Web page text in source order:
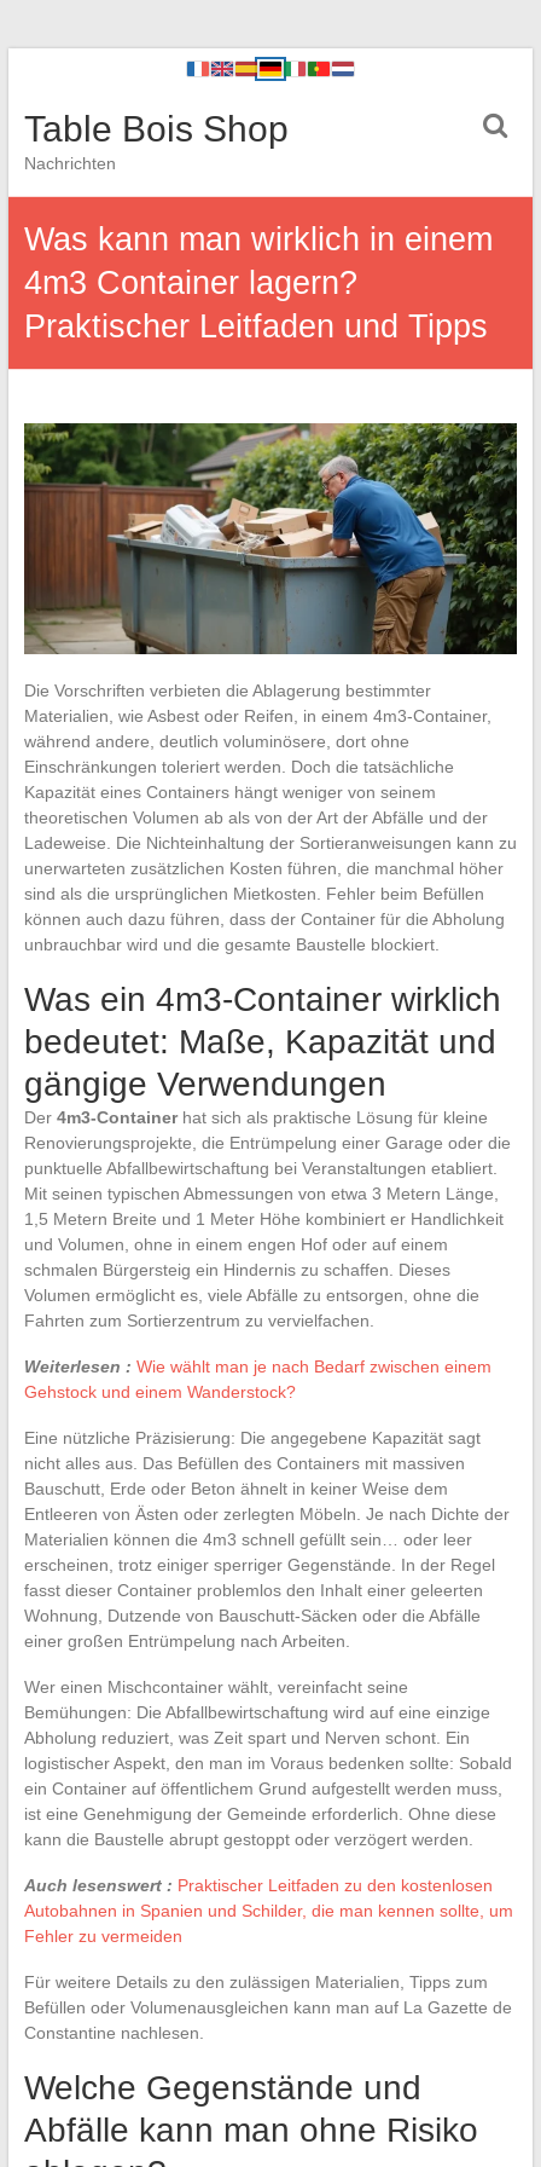
Table Bois Shop
Nachrichten
Was kann man wirklich in einem
4m3 Container lagern?
Praktischer Leitfaden und Tipps
Die Vorschriften verbieten die Ablagerung bestimmter
Materialien, wie Asbest oder Reifen, in einem 4m3-Container,
während andere, deutlich voluminösere, dort ohne
Einschränkungen toleriert werden. Doch die tatsächliche
Kapazität eines Containers hängt weniger von seinem
theoretischen Volumen ab als von der Art der Abfälle und der
Ladeweise. Die Nichteinhaltung der Sortieranweisungen kann zu
unerwarteten zusätzlichen Kosten führen, die manchmal höher
sind als die ursprünglichen Mietkosten. Fehler beim Befüllen
können auch dazu führen, dass der Container für die Abholung
unbrauchbar wird und die gesamte Baustelle blockiert.
Was ein 4m3-Container wirklich
bedeutet: Maße, Kapazität und
gängige Verwendungen
Der 4m3-Containerhat sich als praktische Lösung für kleine
Renovierungsprojekte, die Entrümpelung einer Garage oder die
punktuelle Abfallbewirtschaftung bei Veranstaltungen etabliert.
Mit seinen typischen Abmessungen von etwa 3 Metern Länge,
1,5 Metern Breite und 1 Meter Höhe kombiniert er Handlichkeit
und Volumen, ohne in einem engen Hof oder auf einem
schmalen Bürgersteig ein Hindernis zu schaffen. Dieses
Volumen ermöglicht es, viele Abfälle zu entsorgen, ohne die
Fahrten zum Sortierzentrum zu vervielfachen.
Weiterlesen : Wie wählt man je nach Bedarf zwischen einem
Gehstock und einem Wanderstock?
Eine nützliche Präzisierung: Die angegebene Kapazität sagt
nicht alles aus. Das Befüllen des Containers mit massiven
Bauschutt, Erde oder Beton ähnelt in keiner Weise dem
Entleeren von Ästen oder zerlegten Möbeln. Je nach Dichte der
Materialien können die 4m3 schnell gefüllt sein… oder leer
erscheinen, trotz einiger sperriger Gegenstände. In der Regel
fasst dieser Container problemlos den Inhalt einer geleerten
Wohnung, Dutzende von Bauschutt-Säcken oder die Abfälle
einer großen Entrümpelung nach Arbeiten.
Wer einen Mischcontainer wählt, vereinfacht seine
Bemühungen: Die Abfallbewirtschaftung wird auf eine einzige
Abholung reduziert, was Zeit spart und Nerven schont. Ein
logistischer Aspekt, den man im Voraus bedenken sollte: Sobald
ein Container auf öffentlichem Grund aufgestellt werden muss,
ist eine Genehmigung der Gemeinde erforderlich. Ohne diese
kann die Baustelle abrupt gestoppt oder verzögert werden.
Auch lesenswert : Praktischer Leitfaden zu den kostenlosen
Autobahnen in Spanien und Schilder, die man kennen sollte, um
Fehler zu vermeiden
Für weitere Details zu den zulässigen Materialien, Tipps zum
Befüllen oder Volumenausgleichen kann man auf La Gazette de
Constantine nachlesen.
Welche Gegenstände und
Abfälle kann man ohne Risiko